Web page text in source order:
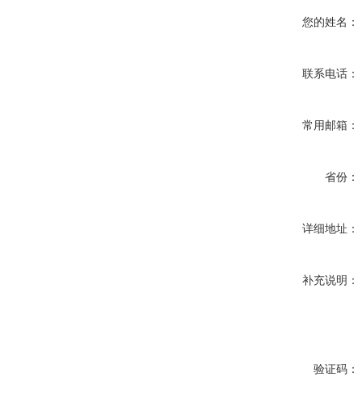
您的姓名：
联系电话：
常用邮箱：
省份：
详细地址：
补充说明：
验证码：